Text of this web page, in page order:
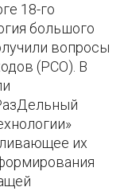
18-го
большого
вопросы
(РСО). В
их